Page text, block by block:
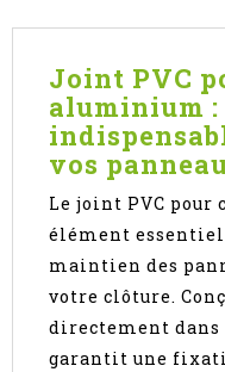
Joint PVC
aluminium :
vos
Le joint PVC
élément essentiel
maintien des
votre clôture.
directement dans
garantit une